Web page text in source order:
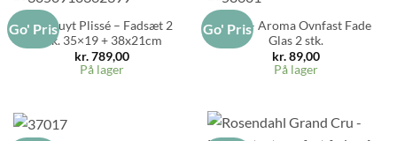
Go' PrisPillivuyt Plissé – Fadsæt 2
stk. 35×19 + 38x21cm
kr.789,00
På lager
Go' Pris
Aida – Aroma Ovnfast Fade
Glas 2 stk.
kr.89,00
På lager